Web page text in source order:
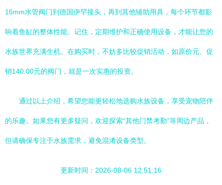
16mm水管阀门到德国伊罕接头，再到其他辅助用具，每个环节都影
响着鱼缸的整体性能。记住，定期维护和正确使用设备，才能让您的
水族世界充满生机。在购买时，不妨多比较促销活动，如原价元、促
销140.00元的阀门，就是一次实惠的投资。
通过以上介绍，希望您能更轻松地选购水族设备，享受宠物陪伴
的乐趣。如果您有更多疑问，欢迎探索“其他门禁考勤”等周边产品，
但请确保专注于水族需求，避免混淆设备类型。
更新时间：2026-08-06 12:51:16